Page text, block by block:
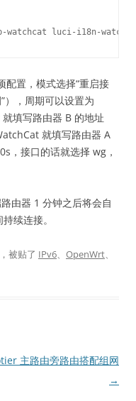
置，模式选择“重启接
），周期可以设置为
填写路由器 B 的地址
就填写路由器 A
，接口的话就选择 wg，
由器 1 分钟之后将会自
续连接。
被贴了 IPv6、 OpenWrt、
主路由旁路由搭配组网
→